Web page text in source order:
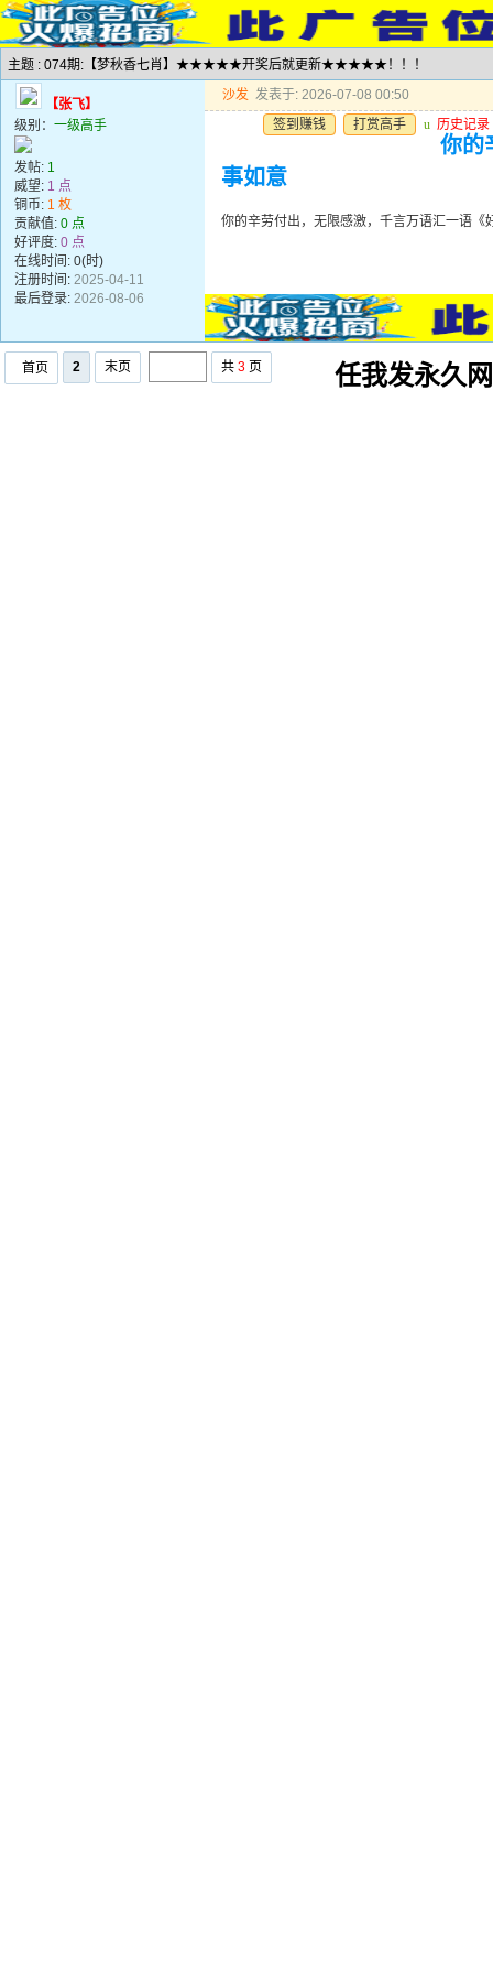
主题 : 074期:【梦秋香七肖】★★★★★开奖后就更新★★★★★！！！
【张飞】
级别： 一级高手
发帖: 1
威望: 1 点
铜币: 1 枚
贡献值: 0 点
好评度: 0 点
在线时间: 0(时)
注册时间: 2025-04-11
最后登录: 2026-08-06
沙发 发表于: 2026-07-08 00:50
签到赚钱
打赏高手 u 历史记录
你的
事如意
你的辛劳付出，无限感激，千言万语汇一语《
首页 2 末页 共 3 页 任我发永久